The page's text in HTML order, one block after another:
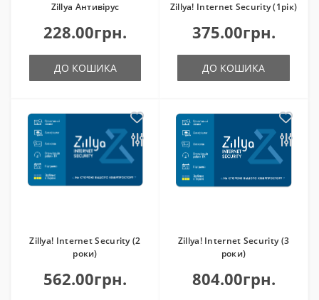
Zillya Антивірус
228.00грн.
ДО КОШИКА
Zillya! Internet Security (1рік)
375.00грн.
ДО КОШИКА
Zillya! Internet Security (2
роки)
562.00грн.
Zillya! Internet Security (3
роки)
804.00грн.